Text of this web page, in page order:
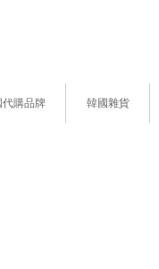
購品牌 韓國雜貨